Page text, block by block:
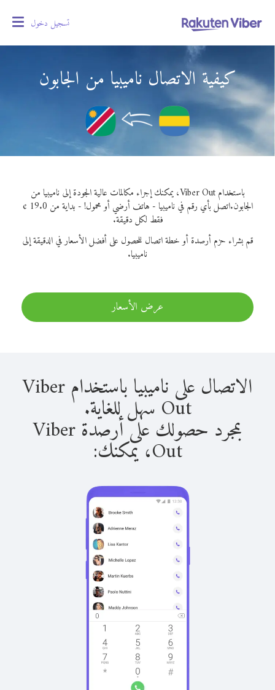
تسجيل دخول
كيفية الاتصال ناميبيا من الجابون
باستخدام Viber Out، يمكنك إجراء مكالمات عالية الجودة إلى ناميبيا من
الجابون.
اتصل بأي رقم في ناميبيا - هاتف أرضي أو محمول! - بداية من 19.0 ¢
فقط لكل دقيقة.
قم بشراء حزم أرصدة أو خطة اتصال للحصول على أفضل الأسعار في الدقيقة إلى
ناميبيا.
عرض الأسعار
الاتصال على ناميبيا باستخدام Viber
Out سهل للغاية.
بمجرد حصولك على أرصدة Viber
Out، يمكنك: